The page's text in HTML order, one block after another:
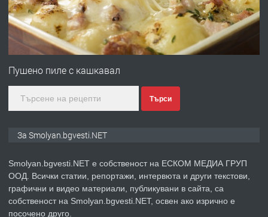
преди 2 години
ПРЕДЛАГА Имот в Северна Гърция, до Кавала
преди 2 години
ПРЕДЛАГА КЪЩА В МАРОНЯ
Пушено пиле с кашкавал
Търси
За Smolyan.bgvesti.NET
Smolyan.bgvesti.NET е собственост на ЕСКОМ МЕДИА ГРУП
ООД. Всички статии, репортажи, интервюта и други текстови,
графични и видео материали, публикувани в сайта, са
собственост на Smolyan.bgvesti.NET, освен ако изрично е
посочено друго.